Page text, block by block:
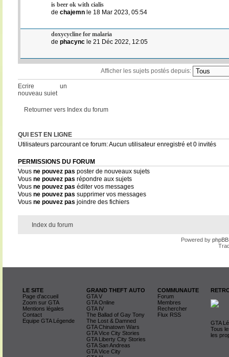
is beer ok with cialis
de chajemnle 18 Mar 2023, 05:54
doxycycline for malaria
de phacyncle 21 Déc 2022, 12:05
Afficher les sujets postés depuis:
Ecrire un
nouveau sujet
Retourner vers Index du forum
QUI EST EN LIGNE
Utilisateurs parcourant ce forum: Aucun utilisateur enregistré et 0 invités
PERMISSIONS DU FORUM
Vous ne pouvez pas poster de nouveaux sujets
Vous ne pouvez pas répondre aux sujets
Vous ne pouvez pas éditer vos messages
Vous ne pouvez pas supprimer vos messages
Vous ne pouvez pas joindre des fichiers
Index du forum
Powered by phpBB
LE SITE
Page d'accueil
Zoom sur GTA
Mentions légales
Contact
Equipe GTA Légende
GRAND THEFT AUTO
GTA V
GTA Online
GTA IV
The Ballad of Gay Tony
The Lost & Damned
GTA Chinatown Wars
GTA Vice City Stories
GTA Liberty City Stories
GTA San Andreas
GTA Vice City
COMMUNAUTE
Forum
Membres
Rechercher
Flux RSS
GTA
Tous
les